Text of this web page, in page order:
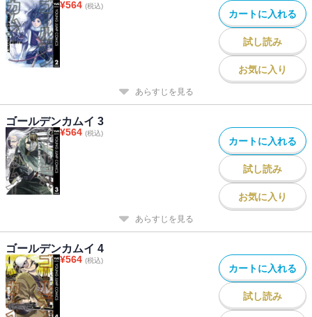
¥564 (税込)
カートに入れる
試し読み
お気に入り
あらすじを見る
ゴールデンカムイ 3
¥564 (税込)
カートに入れる
試し読み
お気に入り
あらすじを見る
ゴールデンカムイ 4
¥564 (税込)
カートに入れる
試し読み